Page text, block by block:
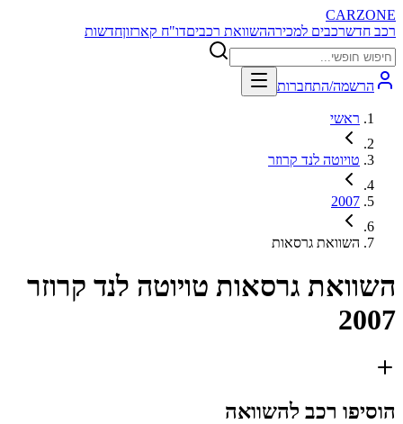
CARZONE
רכב חדשרכבים למכירההשוואת רכביםדו"ח קארזוןחדשות
הרשמה/התחברות
ראשי
טויוטה לנד קרוזר
2007
השוואת גרסאות
השוואת גרסאות טויוטה לנד קרוזר
2007
הוסיפו רכב להשוואה